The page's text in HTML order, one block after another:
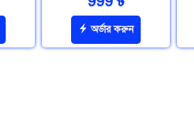
অর্ডার করুন